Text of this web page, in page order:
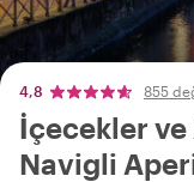
4,8 855
İçecekler ve
Navigli